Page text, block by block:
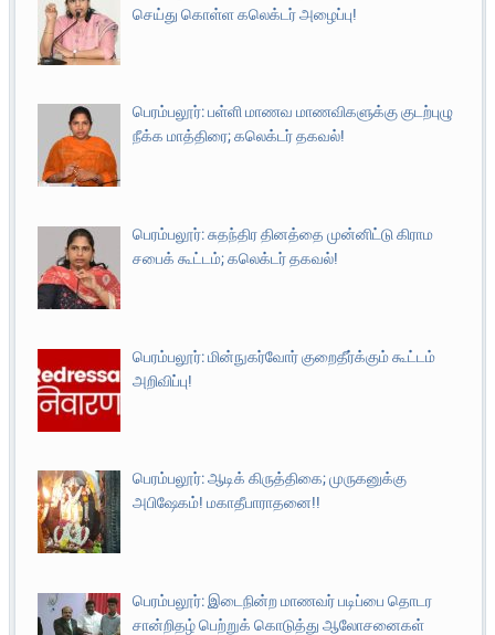
செய்து கொள்ள கலெக்டர் அழைப்பு!
பெரம்பலூர்: பள்ளி மாணவ மாணவிகளுக்கு குடற்புழு
நீக்க மாத்திரை; கலெக்டர் தகவல்!
பெரம்பலூர்: சுதந்திர தினத்தை முன்னிட்டு கிராம
சபைக் கூட்டம்; கலெக்டர் தகவல்!
பெரம்பலூர்: மின்நுகர்வோர் குறைதீர்க்கும் கூட்டம்
அறிவிப்பு!
பெரம்பலூர்: ஆடிக் கிருத்திகை; முருகனுக்கு
அபிஷேகம்! மகாதீபாராதனை!!
பெரம்பலூர்: இடைநின்ற மாணவர் படிப்பை தொடர
சான்றிதழ் பெற்றுக் கொடுத்து ஆலோசனைகள்